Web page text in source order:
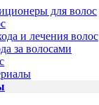
для волос
и лечения волос
за волосами